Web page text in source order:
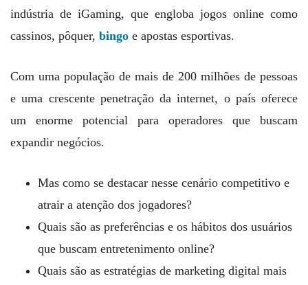
indústria de iGaming, que engloba jogos online como
cassinos, pôquer, bingo e apostas esportivas.
Com uma população de mais de 200 milhões de pessoas
e uma crescente penetração da internet, o país oferece
um enorme potencial para operadores que buscam
expandir negócios.
Mas como se destacar nesse cenário competitivo e
atrair a atenção dos jogadores?
Quais são as preferências e os hábitos dos usuários
que buscam entretenimento online?
Quais são as estratégias de marketing digital mais